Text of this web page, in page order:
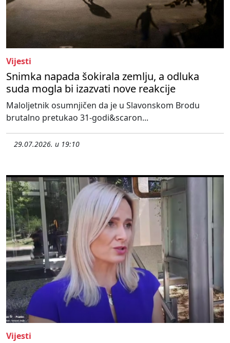
Vijesti
Snimka napada šokirala zemlju, a odluka
suda mogla bi izazvati nove reakcije
Maloljetnik osumnjičen da je u Slavonskom Brodu
brutalno pretukao 31-godi&scaron...
29.07.2026. u 19:10
Vijesti